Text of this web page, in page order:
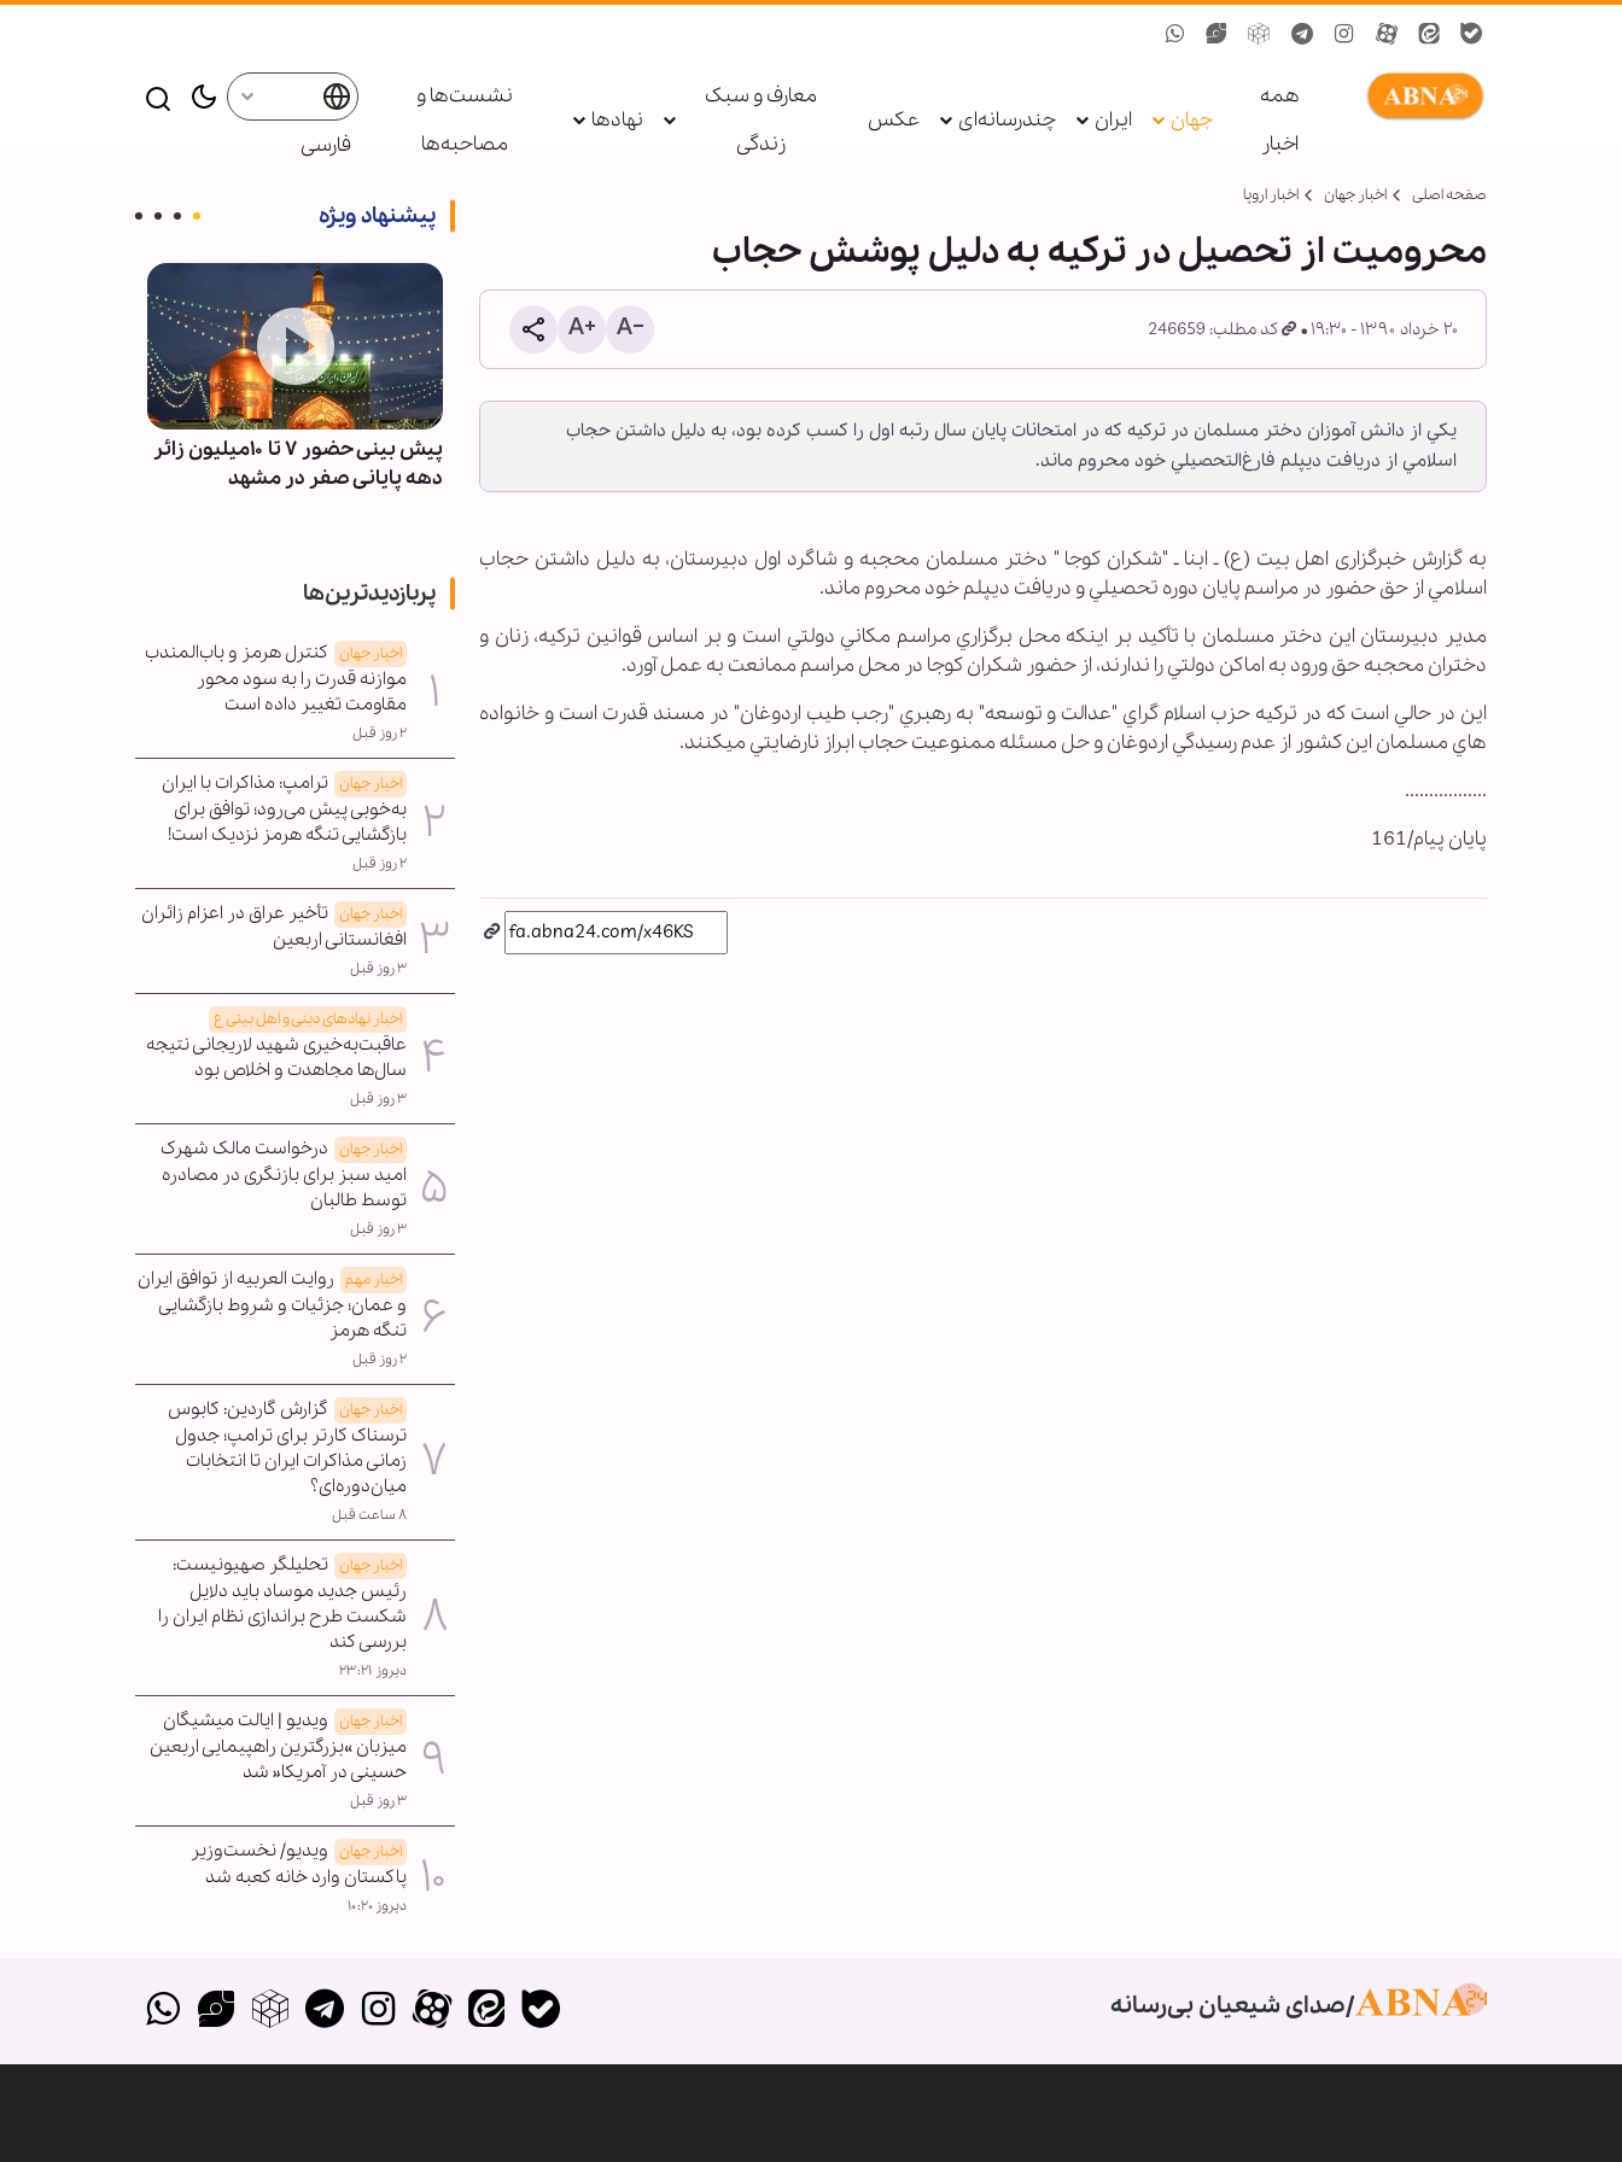
همه
اخبار
جهان ایران چندرسانه‌ای عکس
معارف و سبک
زندگی
نهادها
نشست‌ها و
مصاحبه‌ها
فارسی
صفحه اصلی اخبار جهان اخبار اروپا
محروميت از تحصيل در تركيه به دليل پوشش حجاب
۲۰ خرداد ۱۳۹۰ - ۱۹:۳۰ کد مطلب: 246659
يكي از دانش آموزان دختر مسلمان در تركيه كه در امتحانات پايان سال رتبه اول را كسب كرده بود، به دليل داشتن حجاب
اسلامي از دريافت ديپلم فارغ‌التحصيلي خود محروم ماند.
به گزارش خبرگزاری اهل بیت (ع) ـ ابنا ـ "شكران كوجا " دختر مسلمان محجبه و شاگرد اول دبيرستان، به دليل داشتن حجاب
اسلامي از حق حضور در مراسم پايان دوره تحصيلي و دريافت ديپلم خود محروم ماند.
مدير دبيرستان اين دختر مسلمان با تأكيد بر اينكه محل برگزاري مراسم مكاني دولتي است و بر اساس قوانين تركيه، زنان و
دختران محجبه حق ورود به اماكن دولتي را ندارند، از حضور شكران كوجا در محل مراسم ممانعت به عمل آورد.
اين در حالي است كه در تركيه حزب اسلام گراي "عدالت و توسعه" به رهبري "رجب طيب اردوغان" در مسند قدرت است و خانواده
هاي مسلمان اين كشور از عدم رسيدگي اردوغان و حل مسئله ممنوعيت حجاب ابراز نارضايتي مي‏كنند.
.................
پایان پیام/161
پیشنهاد ویژه
اینفوگرافی | تجدید بیعت و آمادگی
پیش بینی حضور ۷ تا ۱۰میلیون زائر
دهه پایانی صفر در مشهد
پربازدیدترین‌ها
اخبار جهان کنترل هرمز و باب‌المندب
موازنه قدرت را به سود محور
مقاومت تغییر داده است
۲ روز قبل
اخبار جهان ترامپ: مذاکرات با ایران
به‌خوبی پیش می‌رود؛ توافق برای
بازگشایی تنگه هرمز نزدیک است!
۲ روز قبل
اخبار جهان تأخیر عراق در اعزام زائران
افغانستانی اربعین
۳ روز قبل
اخبار نهادهای دینی و اهل بیتی ع
عاقبت‌به‌خیری شهید لاریجانی نتیجه
سال‌ها مجاهدت و اخلاص بود
۳ روز قبل
اخبار جهان درخواست مالک شهرک
امید سبز برای بازنگری در مصادره
توسط طالبان
۳ روز قبل
اخبار مهم روایت العربیه از توافق ایران
و عمان؛ جزئیات و شروط بازگشایی
تنگه هرمز
۲ روز قبل
اخبار جهان گزارش گاردین: کابوس
ترسناک کارتر برای ترامپ؛ جدول
زمانی مذاکرات ایران تا انتخابات
میان‌دوره‌ای؟
۸ ساعت قبل
اخبار جهان تحلیلگر صهیونیست:
رئیس جدید موساد باید دلایل
شکست طرح براندازی نظام ایران را
بررسی کند
دیروز ۲۳:۲۱
اخبار جهان ویدیو | ایالت میشیگان
میزبان »بزرگترین راهپیمایی اربعین
حسینی در آمریکا« شد
۳ روز قبل
اخبار جهان ویدیو/ نخست‌وزیر
پاکستان وارد خانه کعبه شد
دیروز ۱۰:۲۰
صدای شیعیان بی‌رسانه